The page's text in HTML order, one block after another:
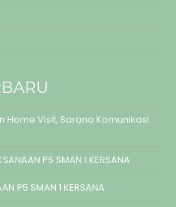
Home Visit, Sarana Komunikasi
P5 SMAN 1 KERSANA
P5 SMAN 1 KERSANA